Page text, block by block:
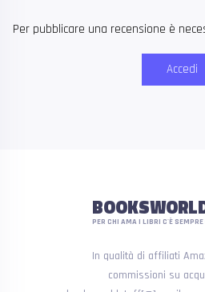
Per pubblicare una recensione è
Accedi
PER CHI AMA I LIBRI C'È SEMPRE
In qualità di affiliati
commissioni su